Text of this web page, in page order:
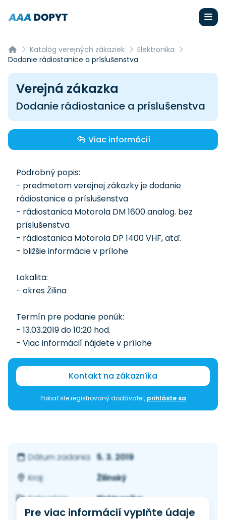
Katalóg verejných zákaziek
Elektronika
Dodanie rádiostanice a príslušenstva
Verejná zákazka
Dodanie rádiostanice a príslušenstva
Viac informácií
Podrobný popis:
- predmetom verejnej zákazky je dodanie
rádiostanice a príslušenstva
- rádiostanica Motorola DM 1600 analog. bez
príslušenstva
- rádiostanica Motorola DP 1400 VHF, atď.
- bližšie informácie v prílohe
Lokalita:
- okres Žilina
Termín pre podanie ponúk:
- 13.03.2019 do 10:20 hod.
- Viac informácií nájdete v prílohe
Kontakt na zákazníka
Pokiaľ ste registrovaný dodávateľ, prihláste sa
Dátum zadania: 5. 3. 2019
Kraj:
Žilinský
Kategória:
Elektronika
Pre viac informácií vyplňte údaje